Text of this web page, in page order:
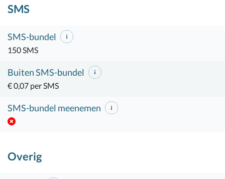
SMS
SMS-bundel
150 SMS
Buiten SMS-bundel
€ 0,07 per SMS
SMS-bundel meenemen
Overig